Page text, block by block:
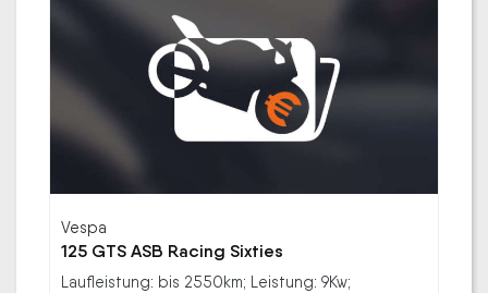
Vespa
125 GTS ASB Racing Sixties
Laufleistung: bis 2550km; Leistung: 9Kw;